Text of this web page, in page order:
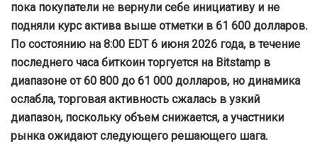
пока покупатели не вернули себе инициативу и не
подняли курс актива выше отметки в 61 600 долларов.
По состоянию на 8:00 EDT 6 июня 2026 года, в течение
последнего часа биткоин торгуется на Bitstamp в
диапазоне от 60 800 до 61 000 долларов, но динамика
ослабла, торговая активность сжалась в узкий
диапазон, поскольку объем снижается, а участники
рынка ожидают следующего решающего шага.